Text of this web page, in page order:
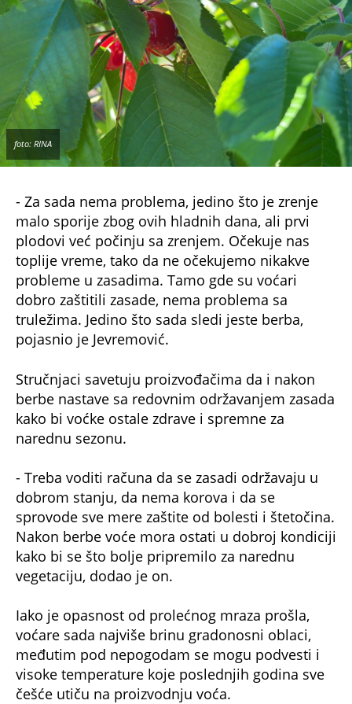
foto: RINA
- Za sada nema problema, jedino što je zrenje
malo sporije zbog ovih hladnih dana, ali prvi
plodovi već počinju sa zrenjem. Očekuje nas
toplije vreme, tako da ne očekujemo nikakve
probleme u zasadima. Tamo gde su voćari
dobro zaštitili zasade, nema problema sa
truležima. Jedino što sada sledi jeste berba,
pojasnio je Jevremović.
Stručnjaci savetuju proizvođačima da i nakon
berbe nastave sa redovnim održavanjem zasada
kako bi voćke ostale zdrave i spremne za
narednu sezonu.
- Treba voditi računa da se zasadi održavaju u
dobrom stanju, da nema korova i da se
sprovode sve mere zaštite od bolesti i štetočina.
Nakon berbe voće mora ostati u dobroj kondiciji
kako bi se što bolje pripremilo za narednu
vegetaciju, dodao je on.
Iako je opasnost od prolećnog mraza prošla,
voćare sada najviše brinu gradonosni oblaci,
međutim pod nepogodam se mogu podvesti i
visoke temperature koje poslednjih godina sve
češće utiču na proizvodnju voća.